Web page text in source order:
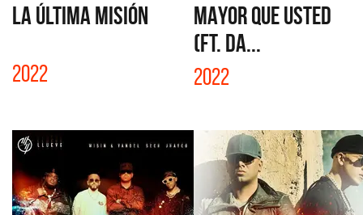
LA ÚLTIMA MISIÓN
2022
MAYOR QUE USTED
(FT. DA...
2022